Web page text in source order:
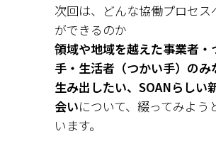
次回は、どんな協働プロセス
ができるのか
領域や地域を越えた事業者・
手・生活者（つかい手）のみ
生み出したい、SOANらしい
会いについて、綴ってみよう
います。